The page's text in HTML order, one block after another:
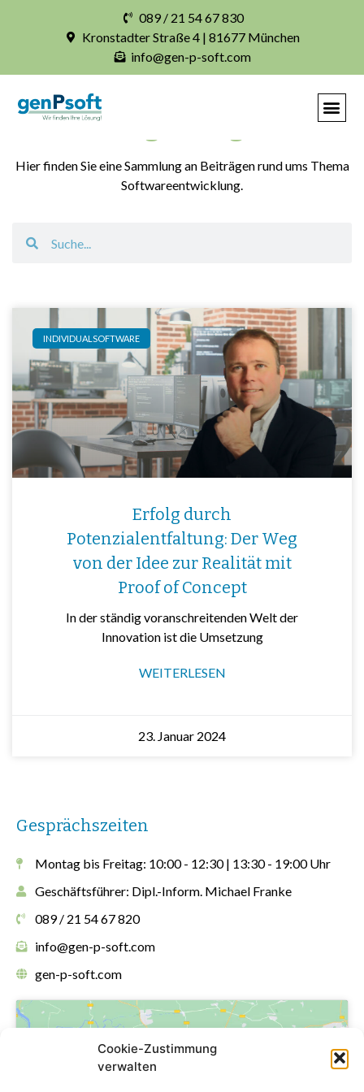
Cookie-Zustimmung
verwalten
089 / 21 54 67 830
Kronstadter Straße 4 | 81677 München
info@gen-p-soft.com
Hier finden Sie eine Sammlung an Beiträgen rund ums Thema
Softwareentwicklung.
INDIVIDUALSOFTWARE
Erfolg durch
Potenzialentfaltung: Der Weg
von der Idee zur Realität mit
Proof of Concept
In der ständig voranschreitenden Welt der
Innovation ist die Umsetzung
WEITERLESEN
23. Januar 2024
Gesprächszeiten
Montag bis Freitag: 10:00 - 12:30 | 13:30 - 19:00 Uhr
Geschäftsführer: Dipl.-Inform. Michael Franke
089 / 21 54 67 820
info@gen-p-soft.com
gen-p-soft.com